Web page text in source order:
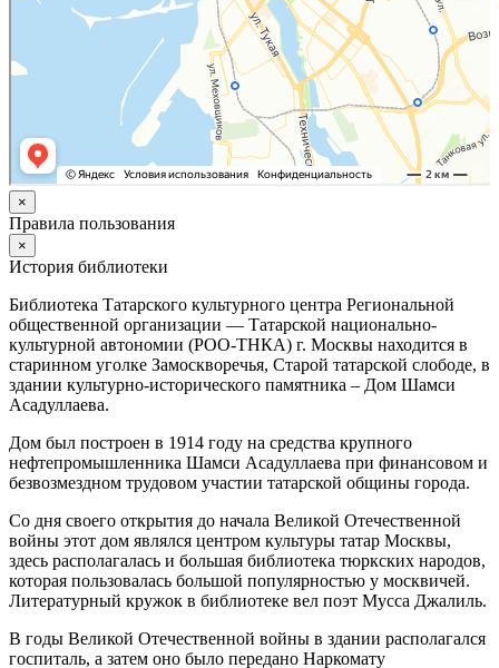
×
Правила пользования
×
История библиотеки
Библиотека Татарского культурного центра Региональной
общественной организации — Татарской национально-
культурной автономии (РОО-ТНКА) г. Москвы находится в
старинном уголке Замоскворечья, Старой татарской слободе, в
здании культурно-исторического памятника – Дом Шамси
Асадуллаева.
Дом был построен в 1914 году на средства крупного
нефтепромышленника Шамси Асадуллаева при финансовом и
безвозмездном трудовом участии татарской общины города.
Со дня своего открытия до начала Великой Отечественной
войны этот дом являлся центром культуры татар Москвы,
здесь располагалась и большая библиотека тюркских народов,
которая пользовалась большой популярностью у москвичей.
Литературный кружок в библиотеке вел поэт Мусса Джалиль.
В годы Великой Отечественной войны в здании располагался
госпиталь, а затем оно было передано Наркомату